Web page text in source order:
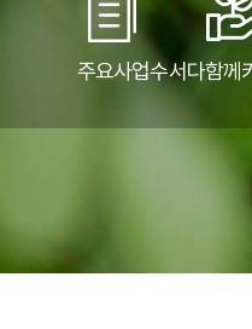
주요사업수서다함께